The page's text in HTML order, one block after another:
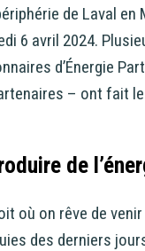
de Laval
6 avril 2024.
d’Énergie
– ont fait
de
où on rêve de
des derniers
personne morale
par nos
notre FAQ
VERS COOPHUB